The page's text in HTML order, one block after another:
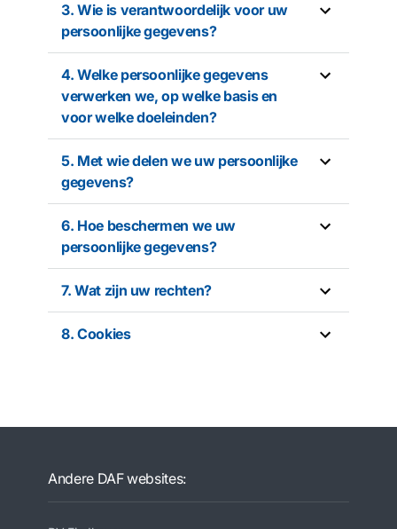
3. Wie is verantwoordelijk voor uw
persoonlijke gegevens?
4. Welke persoonlijke gegevens
verwerken we, op welke basis en
voor welke doeleinden?
5. Met wie delen we uw persoonlijke
gegevens?
6. Hoe beschermen we uw
persoonlijke gegevens?
7. Wat zijn uw rechten?
8. Cookies
Andere DAF websites: